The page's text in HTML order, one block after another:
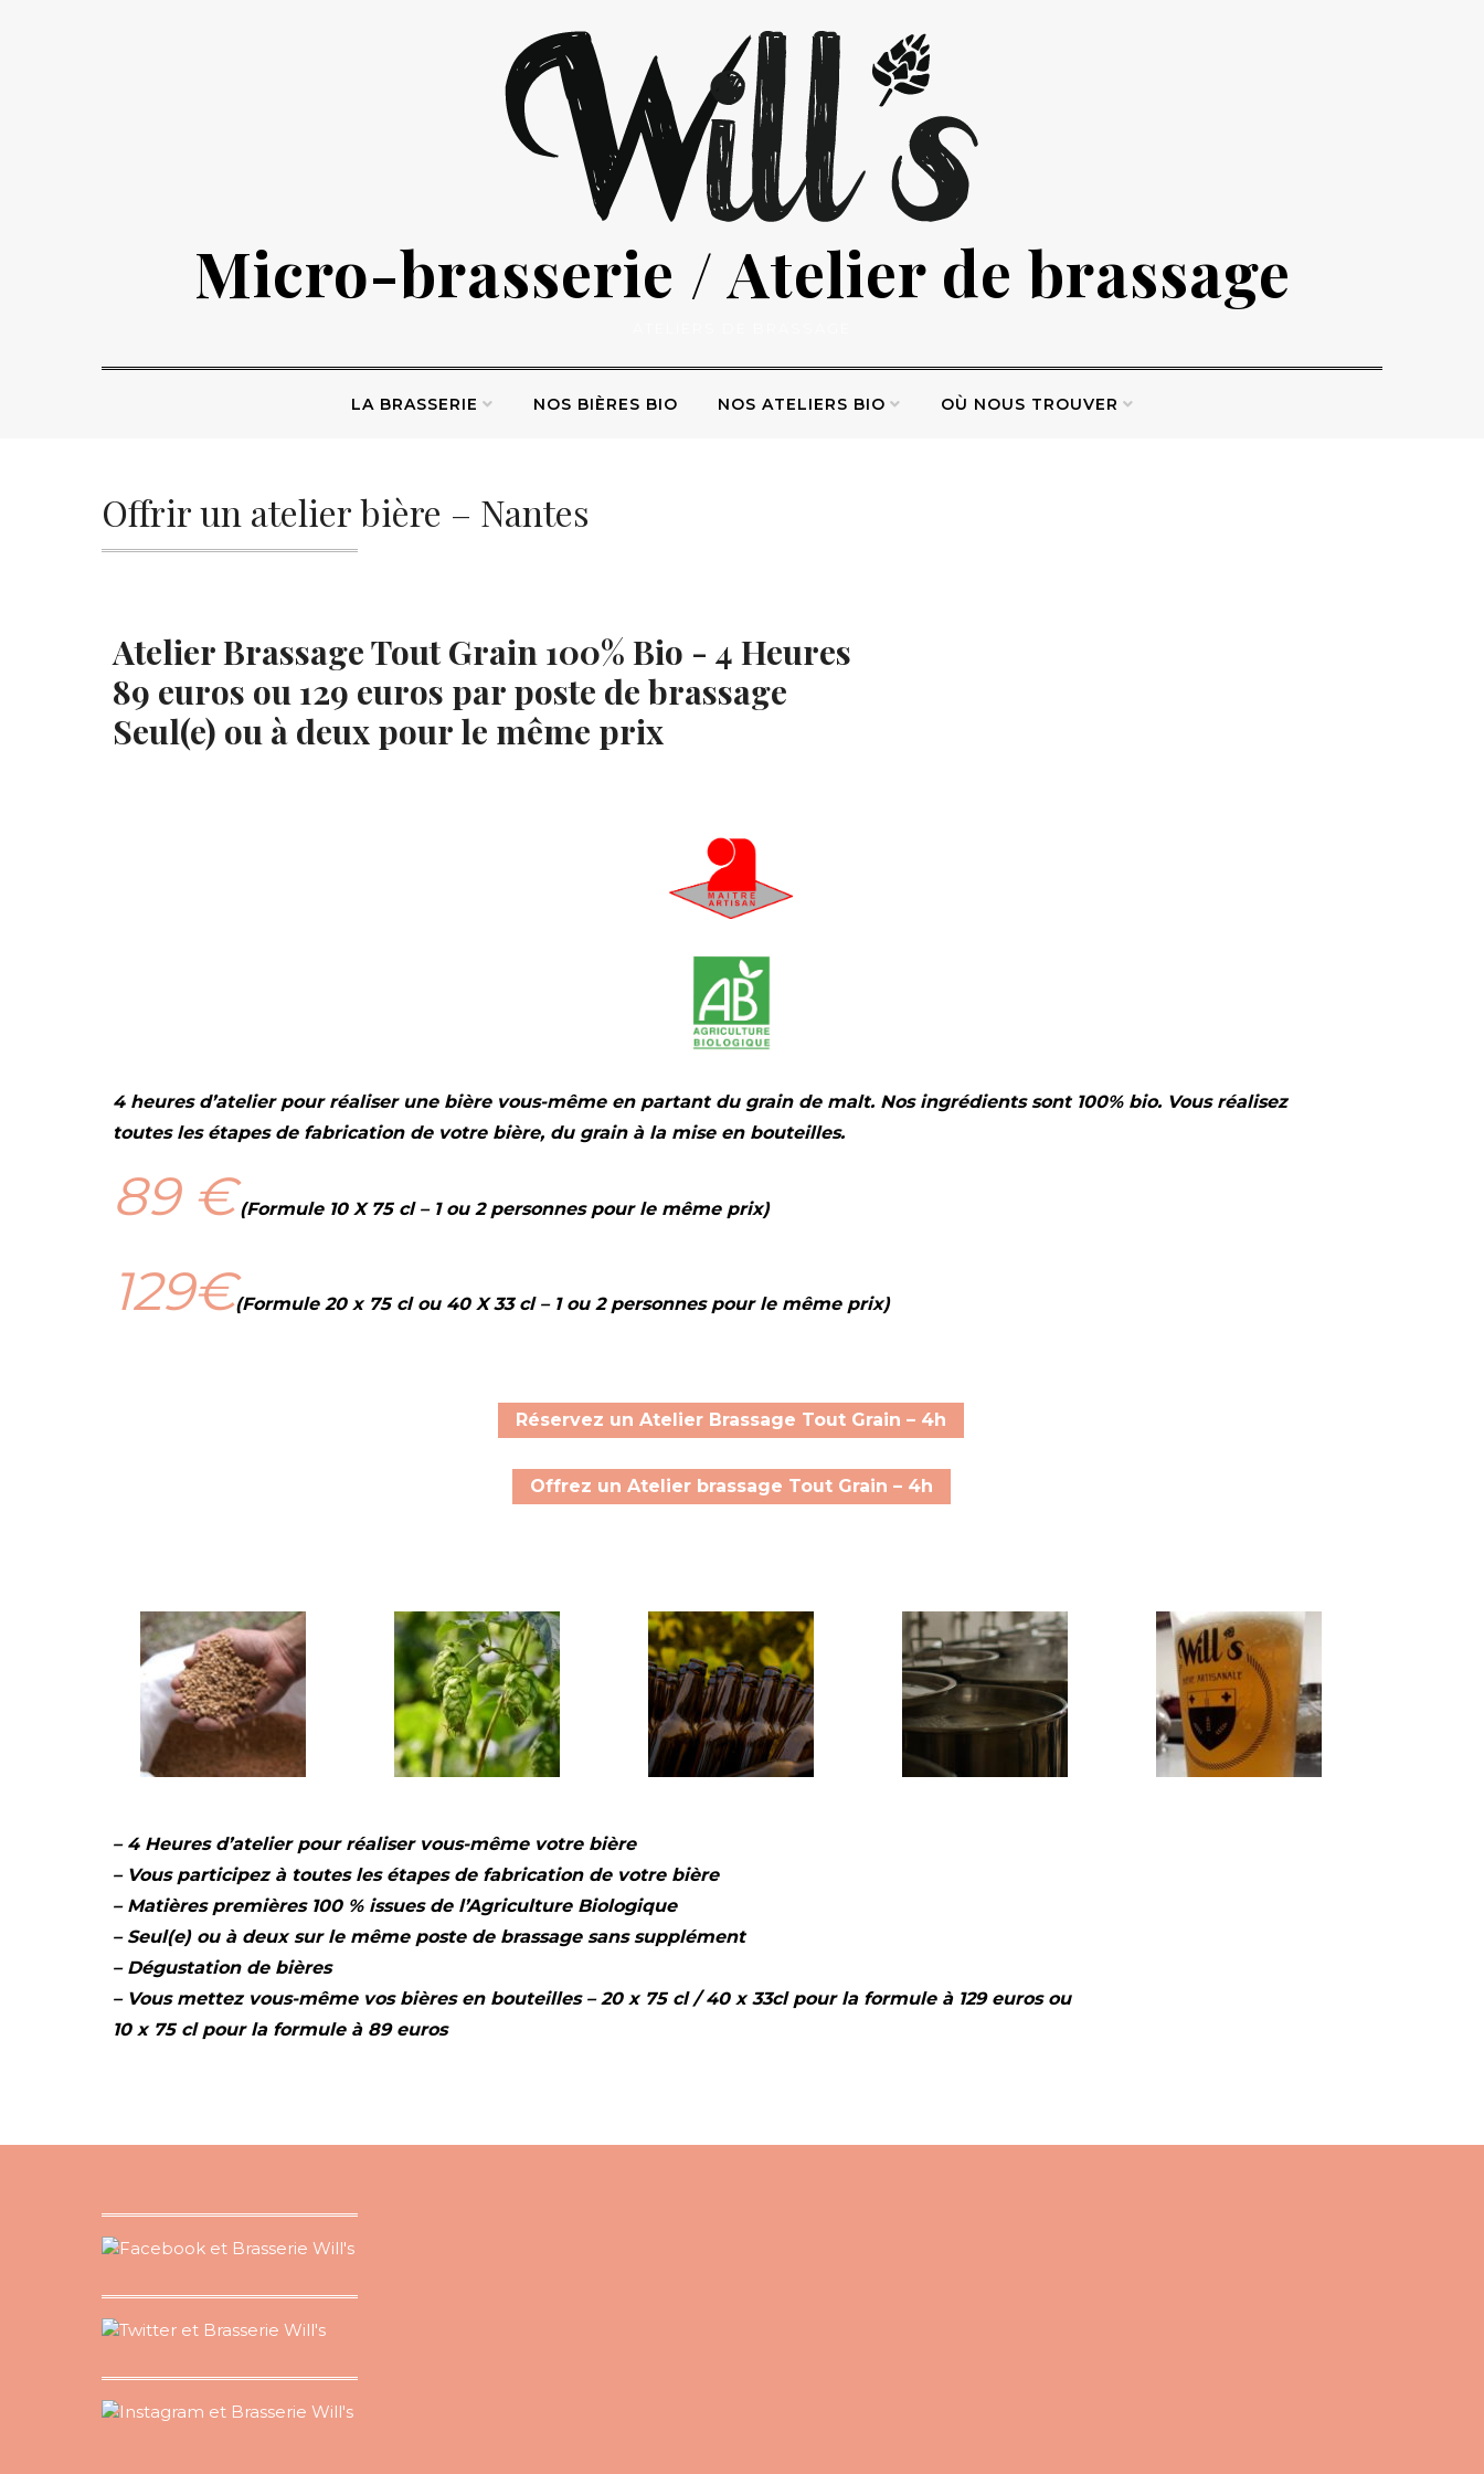
Micro-brasserie / Atelier de brassage
LA BRASSERIE NOS BIÈRES BIO NOS ATELIERS BIO OÙ NOUS TROUVER
Offrir un atelier bière – Nantes
Atelier Brassage Tout Grain 100% Bio - 4 Heures
89 euros ou 129 euros par poste de brassage
Seul(e) ou à deux pour le même prix
4 heures d’atelier pour réaliser une bière vous-même en partant du grain de malt. Nos ingrédients sont 100% bio. Vous réalisez
toutes les étapes de fabrication de votre bière, du grain à la mise en bouteilles.
89 € (Formule 10 X 75 cl – 1 ou 2 personnes pour le même prix)
129€(Formule 20 x 75 cl ou 40 X 33 cl – 1 ou 2 personnes pour le même prix)
Réservez un Atelier Brassage Tout Grain – 4h
Offrez un Atelier brassage Tout Grain – 4h
– 4 Heures d’atelier pour réaliser vous-même votre bière
– Vous participez à toutes les étapes de fabrication de votre bière
– Matières premières 100 % issues de l’Agriculture Biologique
–Seul(e) ou à deux sur le même poste de brassage sans supplément
– Dégustation de bières
– Vous mettez vous-même vos bières en bouteilles – 20 x 75 cl / 40 x 33cl pour la formule à 129 euros ou
10 x 75 cl pour la formule à 89 euros